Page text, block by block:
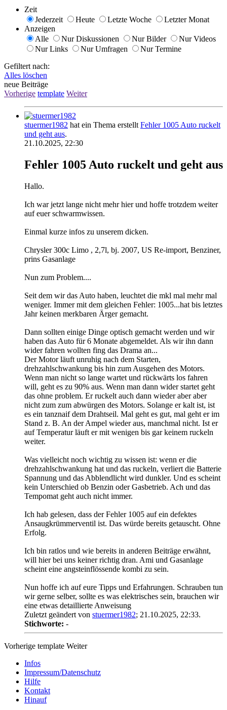
Zeit
Jederzeit
Heute Letzte Woche
Letzter Monat
Anzeigen
Alle
Nur Diskussionen Nur Bilder
Nur Videos
Nur Links
Nur Umfragen
Nur Termine
Gefiltert nach:
Alles löschen
neue Beiträge
Vorherige template Weiter
stuermer1982 hat ein Thema erstellt Fehler 1005 Auto ruckelt
und geht aus.
21.10.2025, 22:30
Fehler 1005 Auto ruckelt und geht aus
Hallo.
Ich war jetzt lange nicht mehr hier und hoffe trotzdem weiter
auf euer schwarmwissen.
Einmal kurze infos zu unserem dicken.
Chrysler 300c Limo , 2,7l, bj. 2007, US Re-import, Benziner,
prins Gasanlage
Nun zum Problem....
Seit dem wir das Auto haben, leuchtet die mkl mal mehr mal
weniger. Immer mit dem gleichen Fehler: 1005...hat bis letztes
Jahr keinen merkbaren Ärger gemacht.
​​​​​Dann sollten einige Dinge optisch gemacht werden und wir
haben das Auto für 6 Monate abgemeldet. Als wir ihn dann
wider fahren wollten fing das Drama an...
Der Motor läuft unruhig nach dem Starten,
drehzahlschwankung bis hin zum Ausgehen des Motors.
Wenn man nicht so lange wartet und rückwärts los fahren
will, geht es zu 90% aus. Wenn man dann wider startet geht
das ohne problem. Er ruckelt auch dann wieder aber aber
nicht zum zum abwürgen des Motors. Solange er kalt ist, ist
es ein tanznaif dem Drahtseil. Mal geht es gut, mal geht er im
Stand z. B. An der Ampel wieder aus, manchmal nicht. Ist er
auf Temperatur läuft er mit wenigen bis gar keinem ruckeln
weiter.
Was vielleicht noch wichtig zu wissen ist: wenn er die
drehzahlschwankung hat und das ruckeln, verliert die Batterie
Spannung und das Abblendlicht wird dunkler. Und es scheint
kein Unterschied ob Benzin oder Gasbetrieb. Ach und das
Tempomat geht auch nicht immer.
Ich hab gelesen, dass der Fehler 1005 auf ein defektes
Ansaugkrümmerventil ist. Das würde bereits getauscht. Ohne
Erfolg.
Ich bin ratlos und wie bereits in anderen Beiträge erwähnt,
will hier bei uns keiner richtig dran. Ami und Gasanlage
scheint eine angsteinflössende kombi zu sein.
Nun hoffe ich auf eure Tipps und Erfahrungen. Schrauben tun
wir gerne selber, sollte es was elektrisches sein, brauchen wir
eine etwas detaillierte Anweisung
Zuletzt geändert von stuermer1982; 21.10.2025, 22:33.
Stichworte: -
Vorherige template Weiter
Infos
Impressum/Datenschutz
Hilfe
Kontakt
Hinauf